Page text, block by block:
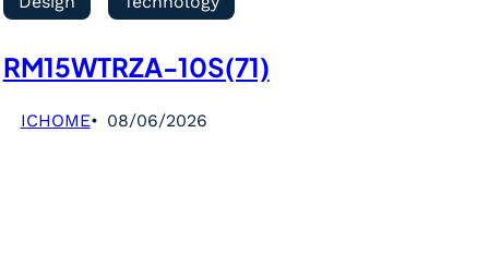
RM15WTRZA-10S(71)
ICHOME 08/06/2026